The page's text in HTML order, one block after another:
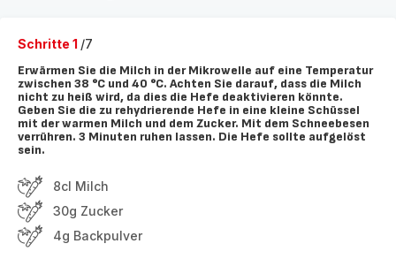
Schritte 1 /7
Erwärmen Sie die Milch in der Mikrowelle auf eine Temperatur
zwischen 38 °C und 40 °C. Achten Sie darauf, dass die Milch
nicht zu heiß wird, da dies die Hefe deaktivieren könnte.
Geben Sie die zu rehydrierende Hefe in eine kleine Schüssel
mit der warmen Milch und dem Zucker. Mit dem Schneebesen
verrühren. 3 Minuten ruhen lassen. Die Hefe sollte aufgelöst
sein.
8cl Milch
30g Zucker
4g Backpulver